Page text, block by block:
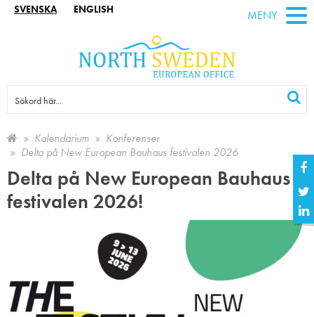
SVENSKA ENGLISH MENY
Kalendarium
Konferenser
Delta på New European Bauhaus festivalen 2026
Delta på New European Bauhaus
festivalen 2026!